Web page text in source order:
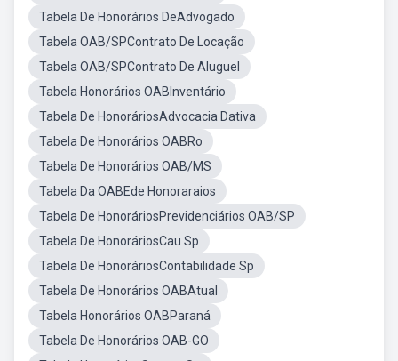
Tabela De Honorários DeAdvogado
Tabela OAB/SPContrato De Locação
Tabela OAB/SPContrato De Aluguel
Tabela Honorários OABInventário
Tabela De HonoráriosAdvocacia Dativa
Tabela De Honorários OABRo
Tabela De Honorários OAB/MS
Tabela Da OABEde Honoraraios
Tabela De HonoráriosPrevidenciários OAB/SP
Tabela De HonoráriosCau Sp
Tabela De HonoráriosContabilidade Sp
Tabela De Honorários OABAtual
Tabela Honorários OABParaná
Tabela De Honorários OAB-GO